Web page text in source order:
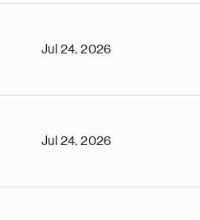
Jul 24, 2026
Jul 24, 2026